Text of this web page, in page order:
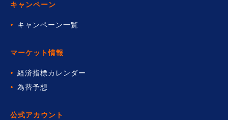
キャンペーン
キャンペーン一覧
マーケット情報
経済指標カレンダー
為替予想
公式アカウント